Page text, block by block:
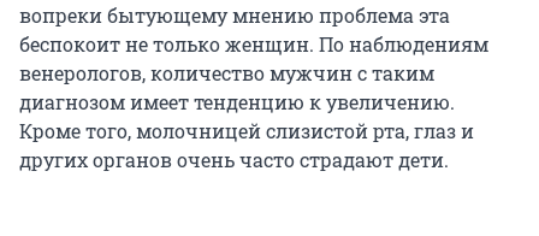
вопреки бытующему мнению проблема эта
беспокоит не только женщин. По наблюдениям
венерологов, количество мужчин с таким
диагнозом имеет тенденцию к увеличению.
Кроме того, молочницей слизистой рта, глаз и
других органов очень часто страдают дети.